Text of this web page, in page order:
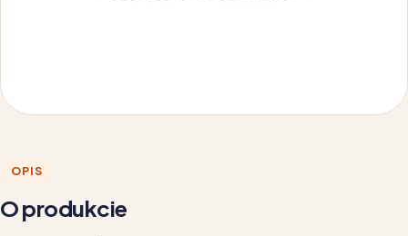
OPIS
O produkcie